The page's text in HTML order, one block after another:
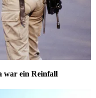
war ein Reinfall